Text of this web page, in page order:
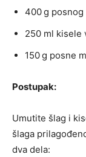
400 g posnog
250 ml kisele
150 g posne
Postupak:
Umutite šlag i
šlaga
dva dela: